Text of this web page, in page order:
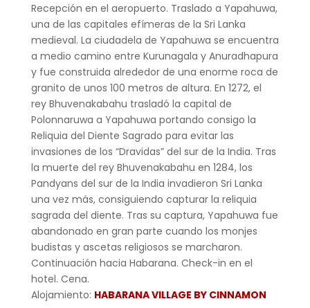
Recepción en el aeropuerto. Traslado a Yapahuwa,
una de las capitales efímeras de la Sri Lanka
medieval. La ciudadela de Yapahuwa se encuentra
a medio camino entre Kurunagala y Anuradhapura
y fue construida alrededor de una enorme roca de
granito de unos 100 metros de altura. En 1272, el
rey Bhuvenakabahu trasladó la capital de
Polonnaruwa a Yapahuwa portando consigo la
Reliquia del Diente Sagrado para evitar las
invasiones de los “Dravidas” del sur de la India. Tras
la muerte del rey Bhuvenakabahu en 1284, los
Pandyans del sur de la India invadieron Sri Lanka
una vez más, consiguiendo capturar la reliquia
sagrada del diente. Tras su captura, Yapahuwa fue
abandonado en gran parte cuando los monjes
budistas y ascetas religiosos se marcharon.
Continuación hacia Habarana. Check-in en el
hotel. Cena.
Alojamiento: HABARANA VILLAGE BY CINNAMON